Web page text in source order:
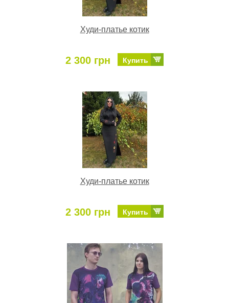
Худи-платье котик
2 300 грн Купить
Худи-платье котик
2 300 грн Купить